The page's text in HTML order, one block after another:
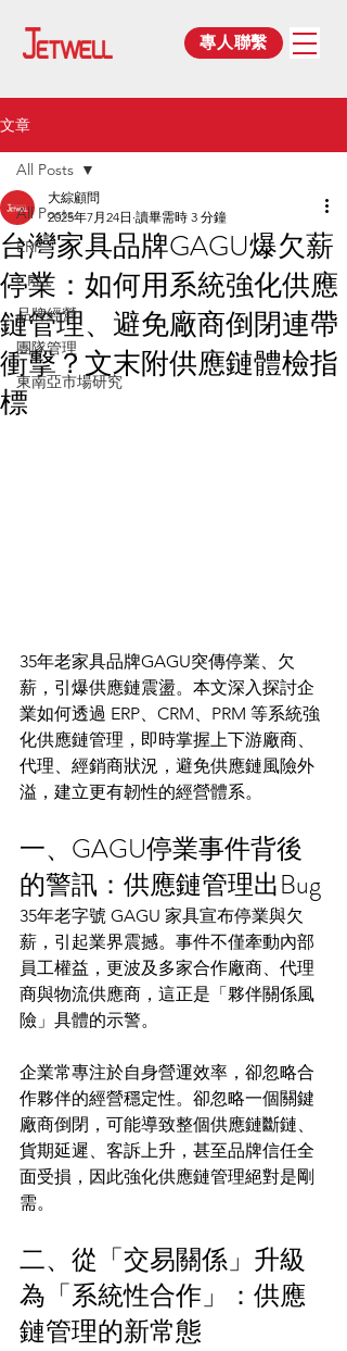
專人聯繫
文章
All Posts
ERP
CRM
品牌經營
團隊管理
東南亞市場研究
All Posts
台灣家具品牌GAGU爆欠薪
停業：如何用系統強化供應
鏈管理、避免廠商倒閉連帶
衝擊？文末附供應鏈體檢指
標
大綜顧問
2025年7月24日 讀畢需時 3 分鐘
35年老家具品牌GAGU突傳停業、欠
薪，引爆供應鏈震盪。本文深入探討企
業如何透過 ERP、CRM、PRM 等系統強
化供應鏈管理，即時掌握上下游廠商、
代理、經銷商狀況，避免供應鏈風險外
溢，建立更有韌性的經營體系。
一、GAGU停業事件背後
的警訊：供應鏈管理出Bug
35年老字號 GAGU 家具宣布停業與欠
薪，引起業界震撼。事件不僅牽動內部
員工權益，更波及多家合作廠商、代理
商與物流供應商，這正是「夥伴關係風
險」具體的示警。
企業常專注於自身營運效率，卻忽略合
作夥伴的經營穩定性。卻忽略一個關鍵
廠商倒閉，可能導致整個供應鏈斷鏈、
貨期延遲、客訴上升，甚至品牌信任全
面受損，因此強化供應鏈管理絕對是剛
需。
二、從「交易關係」升級
為「系統性合作」：供應
鏈管理的新常態